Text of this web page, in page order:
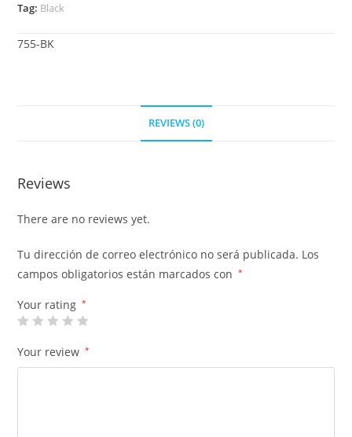
Tag: Black
755-BK
REVIEWS (0)
Reviews
There are no reviews yet.
Tu dirección de correo electrónico no será publicada. Los
campos obligatorios están marcados con
*
Your rating *
Your review *